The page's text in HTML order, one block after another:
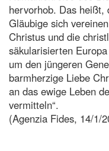
hervorhob. Das heißt,
Gläubige sich
Christus und die
säkularisierten
um den jüngeren
barmherzige Liebe
an das ewige Leben
vermitteln“.
(Agenzia Fides, 14/1/